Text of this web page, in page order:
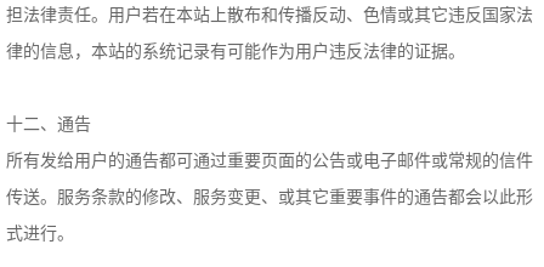
担法律责任。用户若在本站上散布和传播反动、色情或其它违反国家法
律的信息，本站的系统记录有可能作为用户违反法律的证据。
十二、通告
所有发给用户的通告都可通过重要页面的公告或电子邮件或常规的信件
传送。服务条款的修改、服务变更、或其它重要事件的通告都会以此形
式进行。